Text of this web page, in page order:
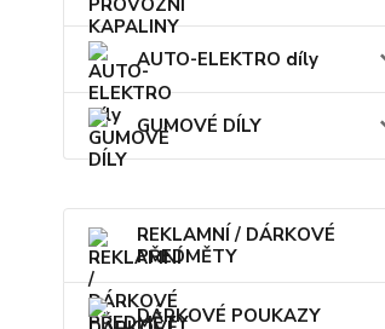
AUTO-ELEKTRO díly
GUMOVÉ DÍLY
REKLAMNÍ / DÁRKOVÉ
PŘEDMĚTY
DÁRKOVÉ POUKAZY